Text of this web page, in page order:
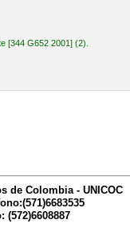
[344 G652 2001] (2).
de Colombia - UNICOC
(572)6608887